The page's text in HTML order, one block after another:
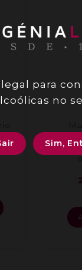
para
no
Sim,